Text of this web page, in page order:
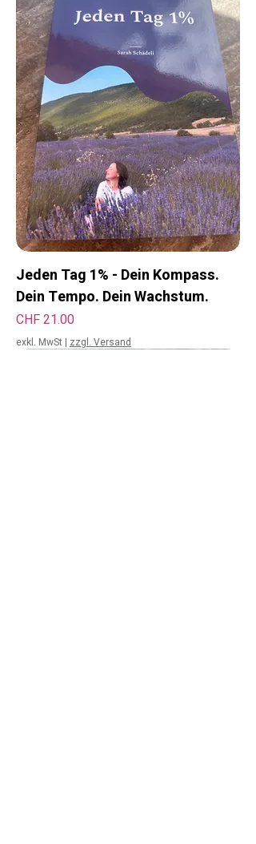
Jeden Tag 1% - Dein Kompass.
Dein Tempo. Dein Wachstum.
Preis
CHF 21.00
exkl. MwSt | zzgl. Versand